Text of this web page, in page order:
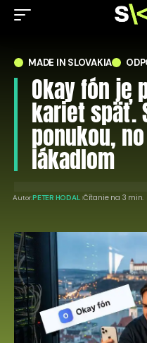
MADE IN SLOVAKIA
Okay fón je
kariet späť.
ponukou,
lákadlom
Autor:PETER HODAL Čítanie na 3 min.